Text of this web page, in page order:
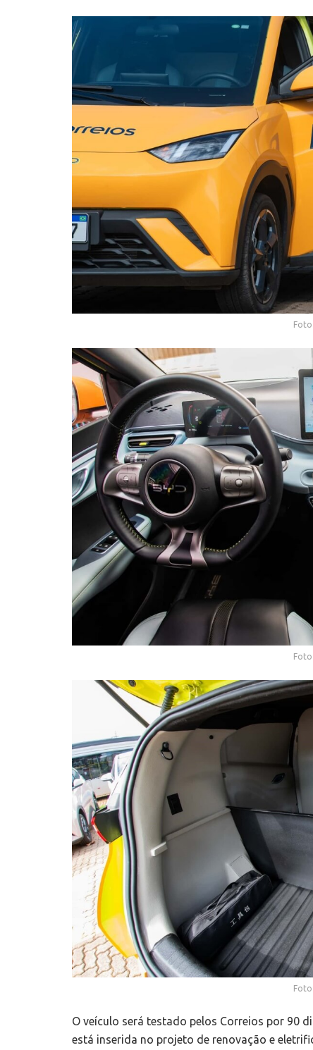
O veículo será testado pelos Correios por 90
está inserida no projeto de renovação e